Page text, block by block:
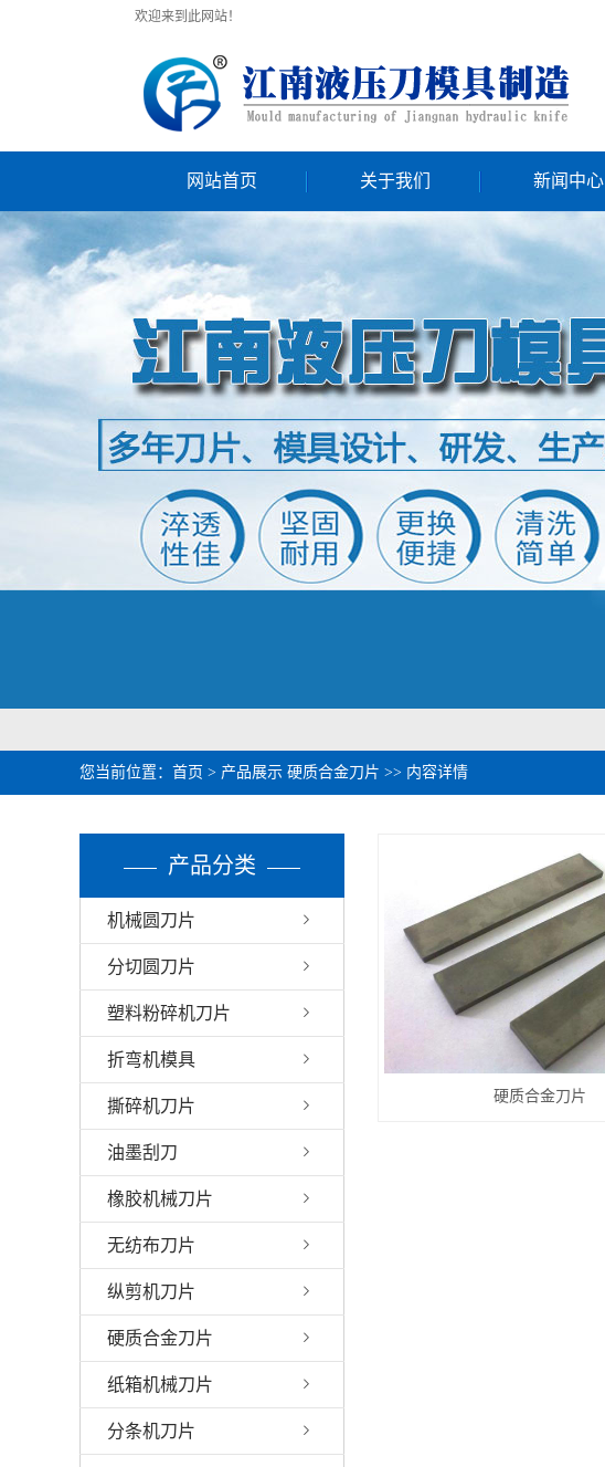
欢迎来到此网站！
网站首页 关于我们 新闻中心
您当前位置： 首页 > 产品展示 硬质合金刀片 >> 内容详情
产品分类
机械圆刀片
分切圆刀片
塑料粉碎机刀片
折弯机模具
撕碎机刀片
油墨刮刀
橡胶机械刀片
无纺布刀片
纵剪机刀片
硬质合金刀片
纸箱机械刀片
分条机刀片
硬质合金刀片